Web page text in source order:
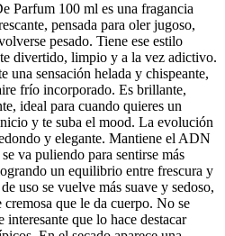
Parfum 100 ml es una fragancia
pensada para oler jugoso,
pesado. Tiene ese estilo
divertido, limpio y a la vez adictivo.
una sensación helada y chispeante,
frío incorporado. Es brillante,
ideal para cuando quieres un
y te suba el mood. La evolución
y elegante. Mantiene el ADN
va puliendo para sentirse más
un equilibrio entre frescura y
uso se vuelve más suave y sedoso,
que le da cuerpo. No se
que lo hace destacar